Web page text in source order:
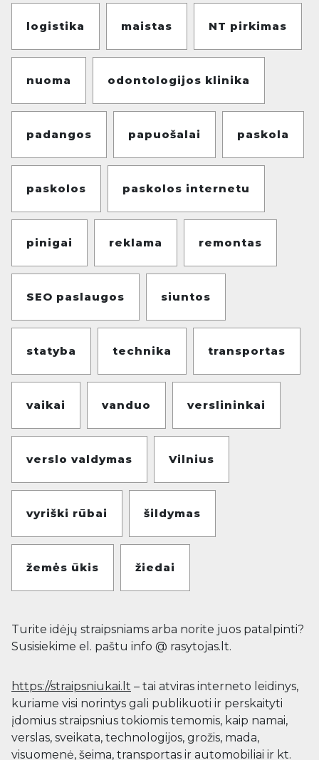
logistika maistas NT pirkimas
nuoma odontologijos klinika
padangos papuošalai paskola
paskolos paskolos internetu
pinigai reklama remontas
SEO paslaugos siuntos
statyba technika transportas
vaikai vanduo verslininkai
verslo valdymas Vilnius
vyriški rūbai šildymas
žemės ūkis žiedai
Turite idėjų straipsniams arba norite juos patalpinti?
Susisiekime el. paštu info @ rasytojas.lt.
https://straipsniukai.lt – tai atviras interneto leidinys,
kuriame visi norintys gali publikuoti ir perskaityti
įdomius straipsnius tokiomis temomis, kaip namai,
verslas, sveikata, technologijos, grožis, mada,
visuomenė, šeima, transportas ir automobiliai ir kt.